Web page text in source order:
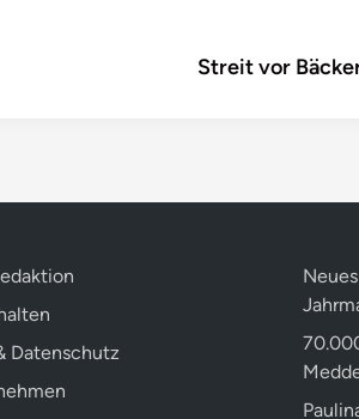
Streit vor
Datenschutz